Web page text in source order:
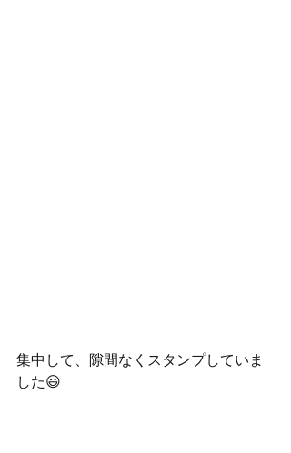
集中して、隙間なくスタンプしていま
した😃